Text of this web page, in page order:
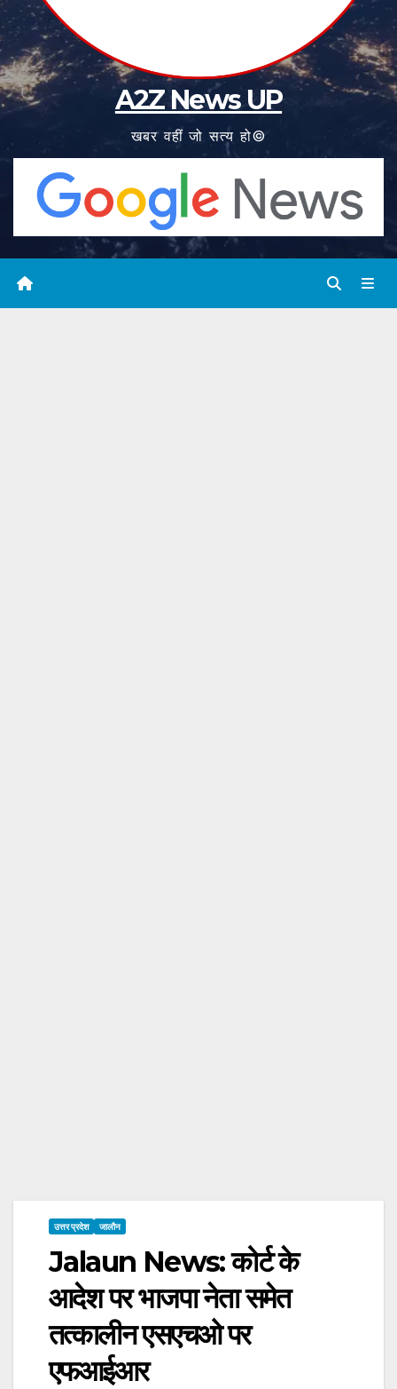
A2Z News UP
खबर वहीं जो सत्य हो©
उत्तर प्रदेश जालौन
Jalaun News: कोर्ट के
आदेश पर भाजपा नेता समेत
तत्कालीन एसएचओ पर
एफआईआर